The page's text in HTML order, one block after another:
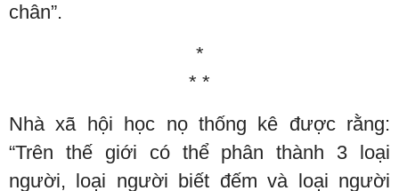
chân”.
*
* *
Nhà xã hội học nọ thống kê được rằng:
“Trên thế giới có thể phân thành 3 loại
người, loại người biết đếm và loại người